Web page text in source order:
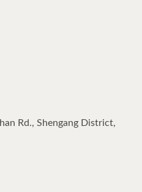
Rd., Shengang District,